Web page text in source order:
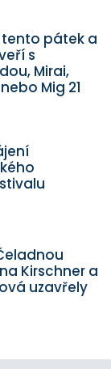
tento pátek a
s
Mirai,
Mig 21
Kirschner a
uzavřely